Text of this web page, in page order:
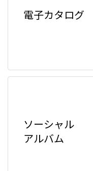
電子カタログ
ソーシャル
アルバム